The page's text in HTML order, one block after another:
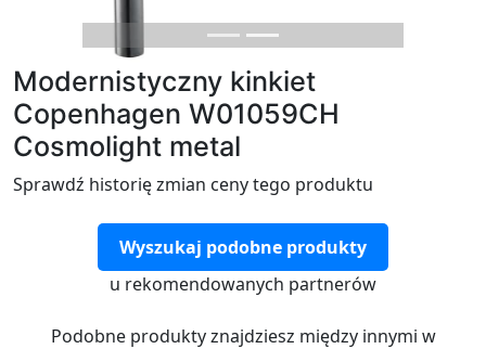
Modernistyczny kinkiet
Copenhagen W01059CH
Cosmolight metal
Sprawdź historię zmian ceny tego produktu
Wyszukaj podobne produkty
u rekomendowanych partnerów
Podobne produkty znajdziesz między innymi w